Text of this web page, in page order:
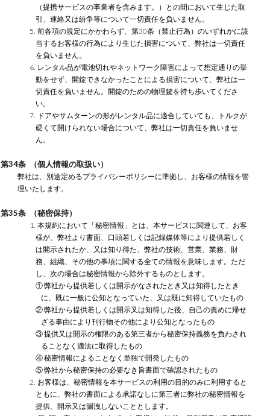
（提携サービスの事業者を含みます。）との間において生じた取
引、連絡又は紛争等について一切責任を負いません。
5. 前各項の規定にかかわらず、第30条（禁止行為）のいずれかに該
当するお客様の行為により生じた損害について、弊社は一切責任
を負いません。
6. レンタル品が電池切れやネットワーク障害によって想定通りの挙
動をせず、開錠できなかったことによる損害について、弊社は一
切責任を負いません。開錠のための物理鍵を持ち歩いてくださ
い。
7. ドアやサムターンの形がレンタル品に適合していても、トルクが
硬くて開けられない場合について、弊社は一切責任を負いませ
ん。
第34条 （個人情報の取扱い）
弊社は、別途定めるプライバシーポリシーに準拠し、お客様の情報を管
理いたします。
第35条 （秘密保持）
1. 本規約において「秘密情報」とは、本サービスに関連して、お客
様が、弊社より書面、口頭若しくは記録媒体等により提供若しく
は開示されたか、又は知り得た、弊社の技術、営業、業務、財
務、組織、その他の事項に関する全ての情報を意味します。ただ
し、次の場合は秘密情報から除外するものとします。
① 弊社から提供若しくは開示がなされたとき又は知得したとき
に、既に一般に公知となっていた、又は既に知得していたもの
② 弊社から提供若しくは開示又は知得した後、自己の責めに帰せ
ざる事由により刊行物その他により公知となったもの
③ 提供又は開示の権限のある第三者から秘密保持義務を負わされ
ることなく適法に取得したもの
④ 秘密情報によることなく単独で開発したもの
⑤ 弊社から秘密保持の必要なき旨書面で確認されたもの
2. お客様は、秘密情報を本サービスの利用の目的のみに利用すると
ともに、弊社の書面による承諾なしに第三者に弊社の秘密情報を
提供、開示又は漏洩しないこととします。